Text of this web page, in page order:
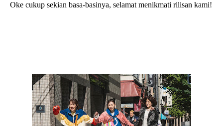
Oke cukup sekian basa-basinya, selamat menikmati rilisan kami!